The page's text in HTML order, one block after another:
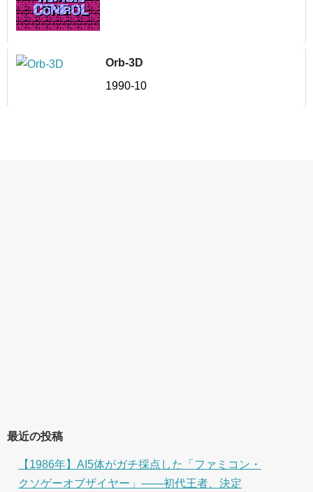
Orb-3D
1990-10
最近の投稿
【1986年】AI5体がガチ採点した「ファミコン・
クソゲーオブザイヤー」――初代王者、決定